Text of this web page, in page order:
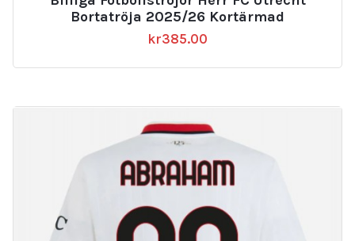
Bortatröja 2025/26 Kortärmad
kr385.00